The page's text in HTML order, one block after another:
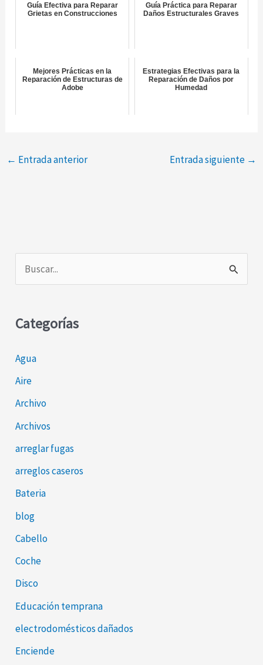
Guía Efectiva para Reparar
Grietas en Construcciones
Guía Práctica para Reparar
Daños Estructurales Graves
Mejores Prácticas en la
Reparación de Estructuras de
Adobe
Estrategias Efectivas para la
Reparación de Daños por
Humedad
← Entrada anterior Entrada siguiente →
u
c
r
p
o
r
Categorías
Agua
Aire
Archivo
Archivos
arreglar fugas
arreglos caseros
Bateria
blog
Cabello
Coche
Disco
Educación temprana
electrodomésticos dañados
Enciende